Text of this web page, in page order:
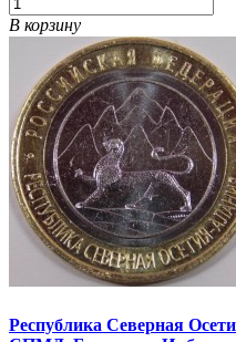
В корзину
Республика Северная